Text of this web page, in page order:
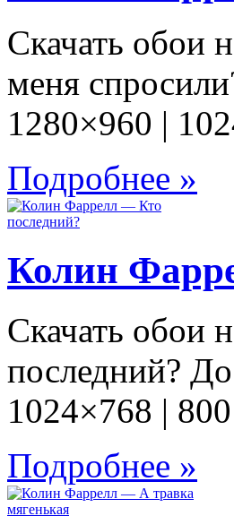
Скачать обои
меня
1280×960 |
Подробнее »
Колин
Скачать обои
последний?
1024×768 |
Подробнее »